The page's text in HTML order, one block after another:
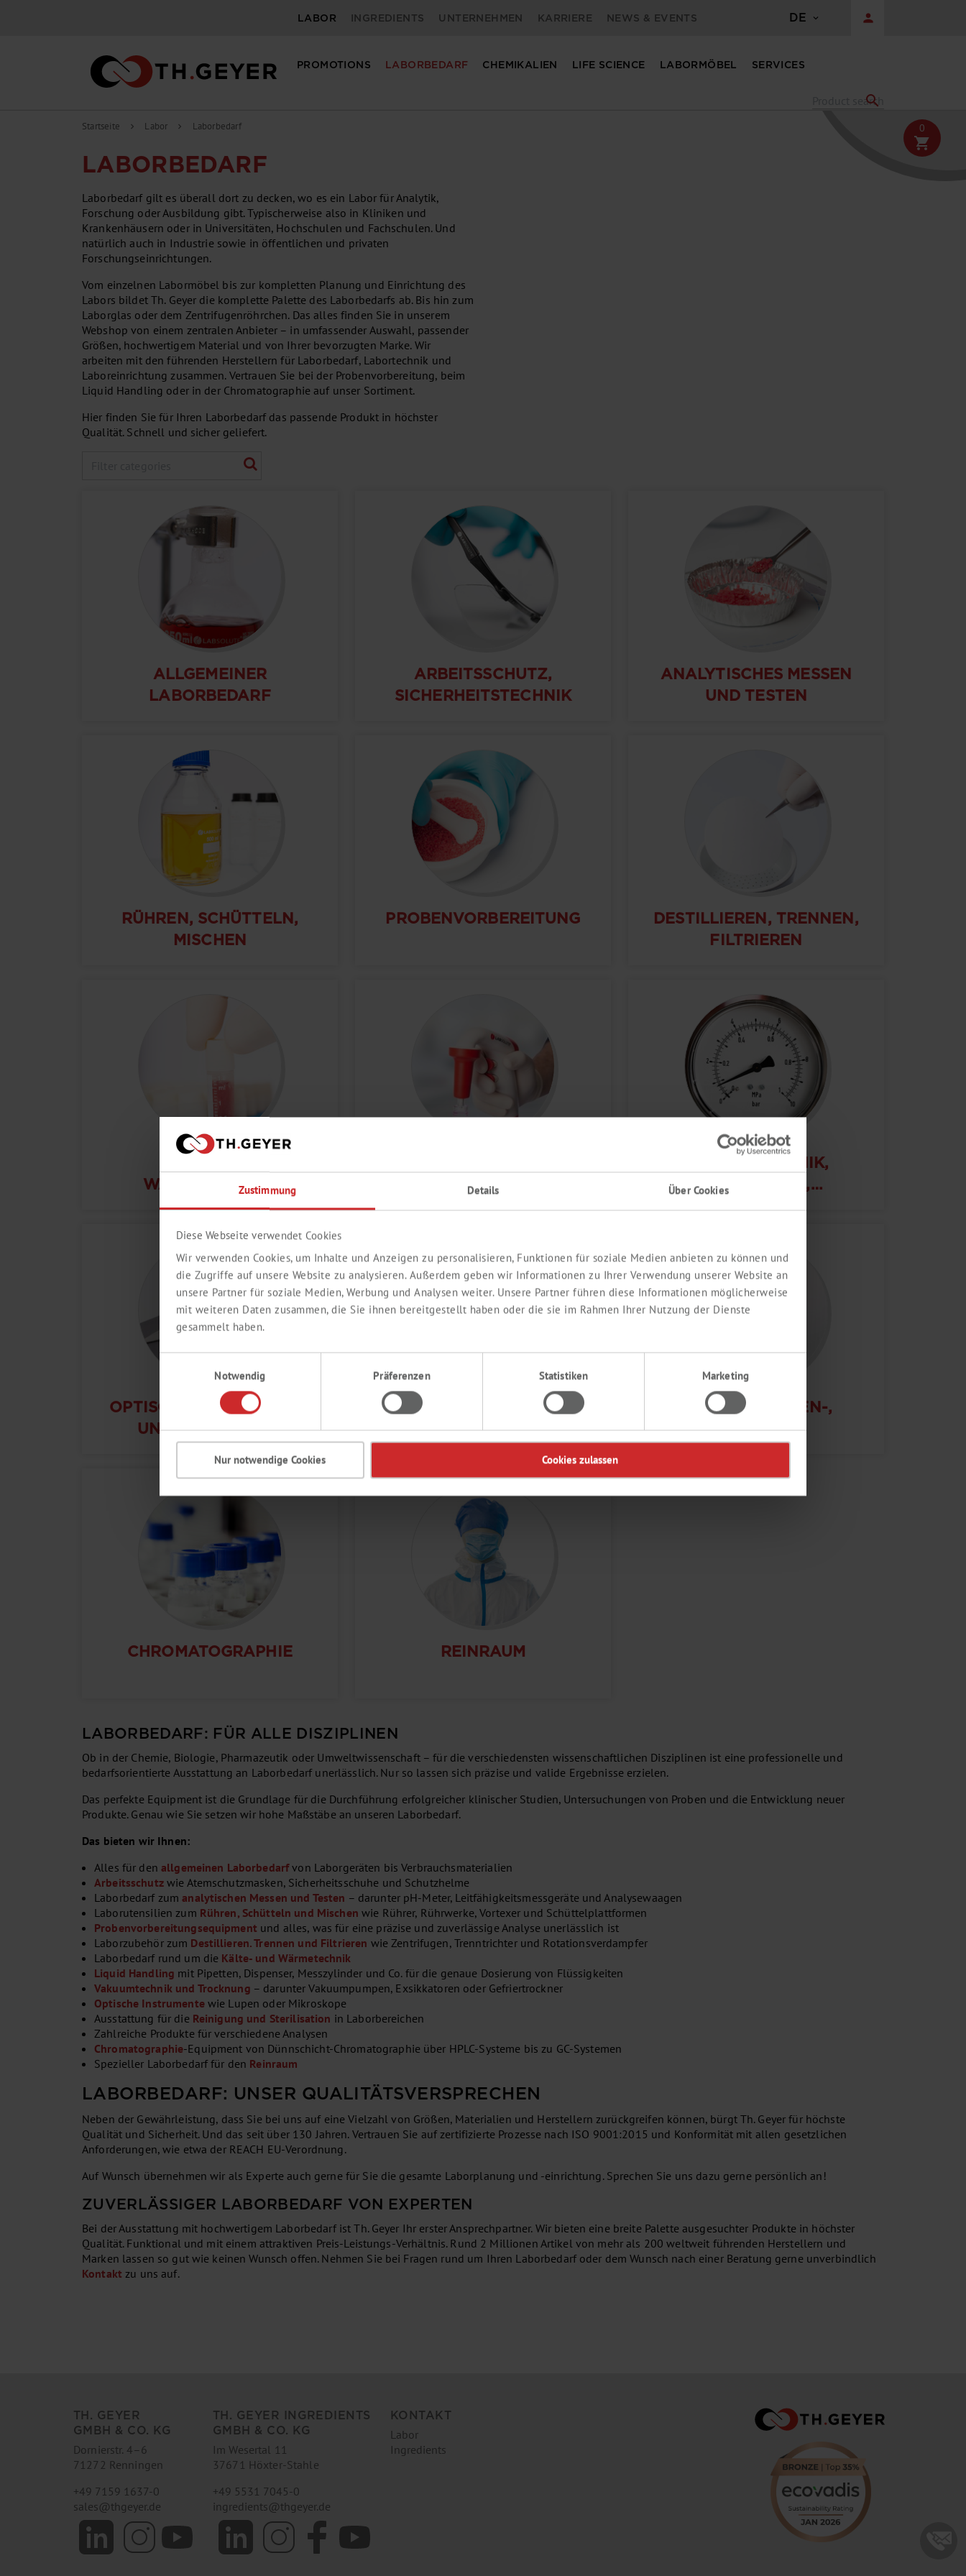
Zustimmung Details Über Cookies
Diese Webseite verwendet Cookies
Wir verwenden Cookies, um Inhalte und Anzeigen zu personalisieren, Funktionen für soziale Medien anbieten zu können und
die Zugriffe auf unsere Website zu analysieren. Außerdem geben wir Informationen zu Ihrer Verwendung unserer Website an
unsere Partner für soziale Medien, Werbung und Analysen weiter. Unsere Partner führen diese Informationen möglicherweise
mit weiteren Daten zusammen, die Sie ihnen bereitgestellt haben oder die sie im Rahmen Ihrer Nutzung der Dienste
gesammelt haben.
Einwilligungsauswahl
Notwendig
Präferenzen Statistiken Marketing
Nur notwendige Cookies Cookies zulassen
LABOR INGREDIENTS UNTERNEHMEN KARRIERE NEWS & EVENTS DE person
PROMOTIONS LABORBEDARF CHEMIKALIEN LIFE SCIENCE LABORMÖBEL SERVICES
search
0
shopping_cart
Startseite chevron_right Labor chevron_right Laborbedarf
LABORBEDARF
Laborbedarf gilt es überall dort zu decken, wo es ein Labor für Analytik,
Forschung oder Ausbildung gibt. Typischerweise also in Kliniken und
Krankenhäusern oder in Universitäten, Hochschulen und Fachschulen. Und
natürlich auch in Industrie sowie in öffentlichen und privaten
Forschungseinrichtungen.
Vom einzelnen Labormöbel bis zur kompletten Planung und Einrichtung des
Labors bildet Th. Geyer die komplette Palette des Laborbedarfs ab. Bis hin zum
Laborglas oder dem Zentrifugenröhrchen. Das alles finden Sie in unserem
Webshop von einem zentralen Anbieter – in umfassender Auswahl, passender
Größen, hochwertigem Material und von Ihrer bevorzugten Marke. Wir
arbeiten mit den führenden Herstellern für Laborbedarf, Labortechnik und
Laboreinrichtung zusammen. Vertrauen Sie bei der Probenvorbereitung, beim
Liquid Handling oder in der Chromatographie auf unser Sortiment.
Hier finden Sie für Ihren Laborbedarf das passende Produkt in höchster
Qualität. Schnell und sicher geliefert.
ALLGEMEINER
LABORBEDARF
ARBEITSSCHUTZ,
SICHERHEITSTECHNIK
ANALYTISCHES MESSEN
UND TESTEN
RÜHREN, SCHÜTTELN,
MISCHEN
PROBENVORBEREITUNG
DESTILLIEREN, TRENNEN,
FILTRIEREN
WÄRMETECHNIK
VAKUUMTECHNIK,
TROCKNUNG,
TROCKENLAGERUNG
OPTISCHE INSTRUMENTE
UND MIKROSKOPE
REINIGUNG UND
STERILISATION
UMWELT-, BODEN-,
WASSER-,
LEBENSMITTELANALYTIK
CHROMATOGRAPHIE REINRAUM
LABORBEDARF: FÜR ALLE DISZIPLINEN
Ob in der Chemie, Biologie, Pharmazeutik oder Umweltwissenschaft – für die verschiedensten wissenschaftlichen Disziplinen ist eine professionelle und
bedarfsorientierte Ausstattung an Laborbedarf unerlässlich. Nur so lassen sich präzise und valide Ergebnisse erzielen.
Das perfekte Equipment ist die Grundlage für die Durchführung erfolgreicher klinischer Studien, Untersuchungen von Proben und die Entwicklung neuer
Produkte. Genau wie Sie setzen wir hohe Maßstäbe an unseren Laborbedarf.
Das bieten wir Ihnen:
Alles für den allgemeinen Laborbedarfvon Laborgeräten bis Verbrauchsmaterialien
Arbeitsschutzwie Atemschutzmasken, Sicherheitsschuhe und Schutzhelme
Laborbedarf zumanalytischen Messen und Testen – darunter pH-Meter, Leitfähigkeitsmessgeräte und Analysewaagen
Laborutensilien zum Rühren, Schütteln und Mischen wie Rührer, Rührwerke, Vortexer und Schüttelplattformen
Probenvorbereitungsequipment und alles, was für eine präzise und zuverlässige Analyse unerlässlich ist
Laborzubehör zum Destillieren. Trennen und Filtrieren wie Zentrifugen, Trenntrichter und Rotationsverdampfer
Laborbedarf rund um die Kälte- und Wärmetechnik
Liquid Handling mit Pipetten, Dispenser, Messzylinder und Co. für die genaue Dosierung von Flüssigkeiten
Vakuumtechnik und Trocknung – darunter Vakuumpumpen, Exsikkatoren oder Gefriertrockner
Optische Instrumentewie Lupen oder Mikroskope
Ausstattung für die Reinigung und Sterilisation in Laborbereichen
Zahlreiche Produkte für verschiedene Analysen
Chromatographie-Equipment von Dünnschicht-Chromatographie über HPLC-Systeme bis zu GC-Systemen
Spezieller Laborbedarf für den Reinraum
LABORBEDARF: UNSER QUALITÄTSVERSPRECHEN
Neben der Gewährleistung, dass Sie bei uns auf eine Vielzahl von Größen, Materialien und Herstellern zurückgreifen können, bürgt Th. Geyer für höchste
Qualität und Sicherheit. Und das seit über 130 Jahren. Vertrauen Sie auf zertifizierte Prozesse nach ISO 9001:2015 und Konformität mit allen gesetzlichen
Anforderungen, wie etwa der REACH EU-Verordnung.
Auf Wunsch übernehmen wir als Experte auch gerne für Sie die gesamte Laborplanung und -einrichtung. Sprechen Sie uns dazu gerne persönlich an!
ZUVERLÄSSIGER LABORBEDARF VON EXPERTEN
Bei der Ausstattung mit hochwertigem Laborbedarf ist Th. Geyer Ihr erster Ansprechpartner. Wir bieten eine breite Palette ausgesuchter Produkte in höchster
Qualität. Funktional und mit einem attraktiven Preis-Leistungs-Verhältnis. Rund 2 Millionen Artikel von mehr als 200 weltweit führenden Herstellern und
Marken lassen so gut wie keinen Wunsch offen. Nehmen Sie bei Fragen rund um Ihren Laborbedarf oder dem Wunsch nach einer Beratung gerne unverbindlich
Kontakt zu uns auf.
TH. GEYER
GMBH & CO. KG
Dornierstr. 4–6
71272 Renningen
+49 7159 1637-0
sales@thgeyer.de
TH. GEYER INGREDIENTS
GMBH & CO. KG
Im Wesertal 11
37671 Höxter-Stahle
+49 5531 7045-0
ingredients@thgeyer.de
KONTAKT
Labor
Ingredients